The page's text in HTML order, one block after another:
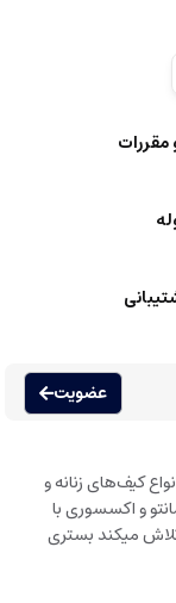
مقررات
عضویت
کیف‌های زنانه و
و اکسسوری با
تلاش میکند بستری